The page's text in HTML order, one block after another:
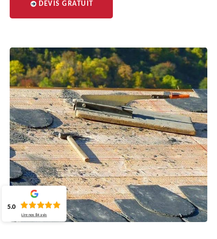
DEVIS GRATUIT
5.0
Lire nos84 avis